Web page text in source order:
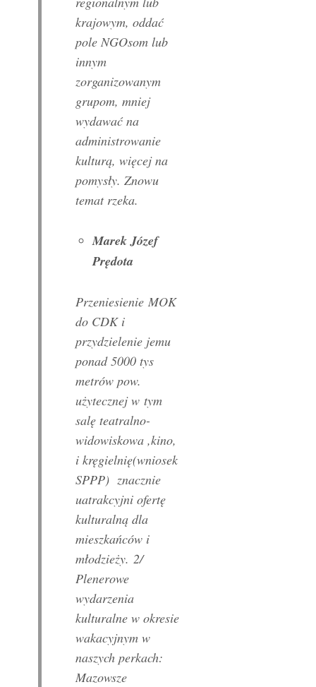
krajowym, oddać
pole NGOsom lub
innym
zorganizowanym
grupom, mniej
wydawać na
administrowanie
kulturą, więcej na
pomysły. Znowu
temat rzeka.
Marek Józef
Prędota
Przeniesienie MOK
do CDK i
przydzielenie jemu
ponad 5000 tys
metrów pow.
użytecznej w tym
salę teatralno-
widowiskowa ,kino,
i kręgielnię(wniosek
SPPP) znacznie
uatrakcyjni ofertę
kulturalną dla
mieszkańców i
młodzieży. 2/
Plenerowe
wydarzenia
kulturalne w okresie
wakacyjnym w
naszych perkach:
Mazowsze